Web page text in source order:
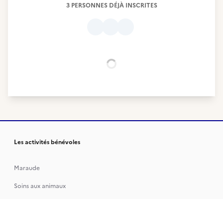
3 PERSONNES DÉJÀ INSCRITES
Les activités bénévoles
Maraude
Soins aux animaux